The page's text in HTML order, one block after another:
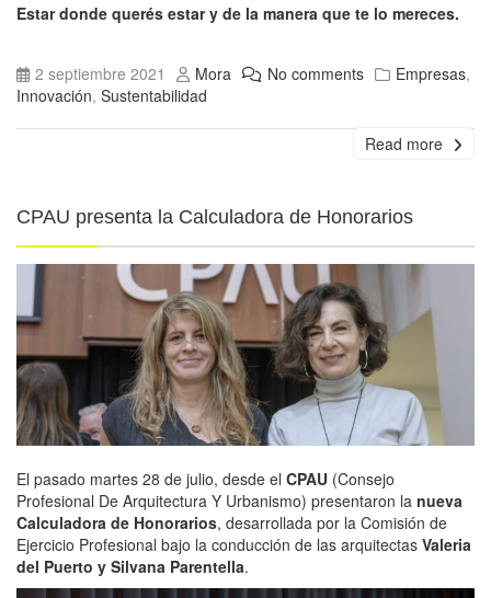
Estar donde querés estar y de la manera que te lo mereces.
2 septiembre 2021 Mora No comments Empresas,
Innovación, Sustentabilidad
Read more
CPAU presenta la Calculadora de Honorarios
El pasado martes 28 de julio, desde el CPAU (Consejo
Profesional De Arquitectura Y Urbanismo) presentaron la nueva
Calculadora de Honorarios, desarrollada por la Comisión de
Ejercicio Profesional bajo la conducción de las arquitectas Valeria
del Puerto y Silvana Parentella.